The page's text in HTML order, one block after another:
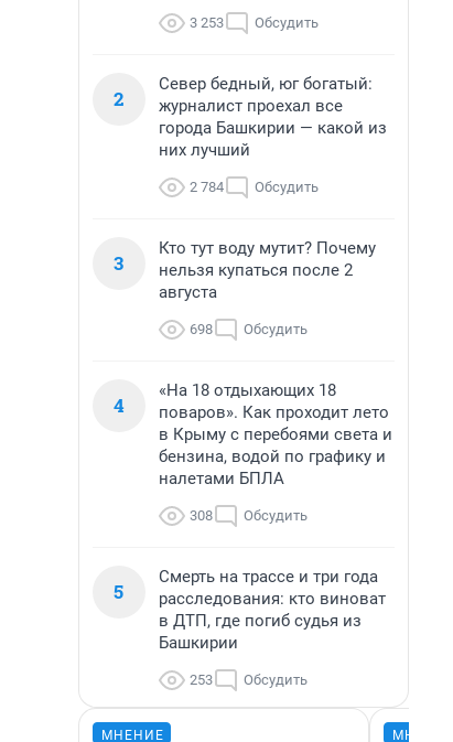
3 253 Обсудить
2
Север бедный, юг богатый:
журналист проехал все
города Башкирии — какой из
них лучший
2 784 Обсудить
3
Кто тут воду мутит? Почему
нельзя купаться после 2
августа
698 Обсудить
4
«На 18 отдыхающих 18
поваров». Как проходит лето
в Крыму с перебоями света и
бензина, водой по графику и
налетами БПЛА
308 Обсудить
5
Смерть на трассе и три года
расследования: кто виноват
в ДТП, где погиб судья из
Башкирии
253 Обсудить
МНЕНИЕ